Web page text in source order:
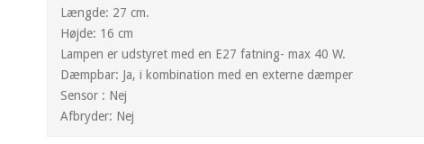
Længde: 27 cm.
Højde: 16 cm
Lampen er udstyret med en E27 fatning- max 40 W.
Dæmpbar: Ja, i kombination med en externe dæmper
Sensor : Nej
Afbryder: Nej